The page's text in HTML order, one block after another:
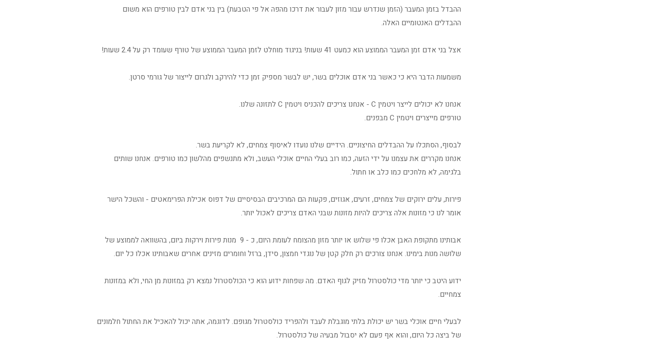
ההבדל בזמן המעבר (הזמן שנדרש עבור מזון לעבור את דרכו מהפה אל פי הטבעת) בין בני אדם לבין טורפים הוא משום
ההבדלים האנטומיים האלה.
אצל בני אדם זמן המעבר הממוצע הוא כמעט 41 שעות! בניגוד מוחלט לזמן המעבר הממוצע של טורף שעומד רק על 2.4 שעות!
משמעות הדבר היא כי כאשר בני אדם אוכלים בשר, יש לבשר מספיק זמן כדי להירקב ולגרום לייצור של גורמי סרטן.
אנחנו לא יכולים לייצר ויטמין C- אנחנו צריכים להכניס ויטמין Cלתזונה שלנו.
טורפים מייצרים ויטמין Cמבפנים.
לבסוף, הסתכלו על ההבדלים החיצוניים. הידיים שלנו נועדו לאיסוף צמחים, לא לקריעת בשר.
אנחנו מקררים את עצמנו על ידי הזעה, כמו רוב בעלי החיים אוכלי העשב, ולא מתנשפים מהלשון כמו טורפים. אנחנו שותים
בלגימה, לא מלחכים כמו כלב או חתול.
פירות, עלים ירוקים של צמחים, זרעים, אגוזים, פקעות הם המרכיבים הבסיסיים של דפוס אכילת הפרימאטים - והשכל הישר
אומר לנו כי מזונות אלה צריכים להיות מזונות שבני האדם צריכים לאכול יותר.
אבותינו מתקופת האבן אכלו פי שלוש או יותר מזון מהצומח לעומת היום, כ - 9 מנות פירות וירקות ביום, בהשוואה לממוצע של
שלושה מנות בימינו. אנחנו צורכים רק חלק קטן של נוגדי חמצון, סידן, ברזל וחומרים מזינים אחרים שאבותינו אכלו כל יום.
ידוע היטב כי יותר מדי כולסטרול מזיק לגוף האדם. מה שפחות ידוע הוא כי הכולסטרול נמצא רק במזונות מן החי, ולא במזונות
צמחיים.
לבעלי חיים אוכלי בשר יש יכולת בלתי מוגבלת לעבד ולהפריד כולסטרול מגופם. לדוגמה, אתה יכול להאכיל את החתול חלמונים
של ביצה כל היום, והוא אף פעם לא יסבול מבעיה של כולסטרול.